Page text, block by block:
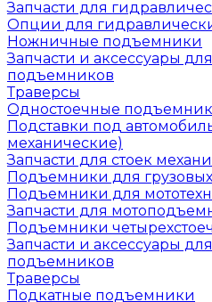
Запчасти для
Опции для
Ножничные подъемники
Запчасти и аксессуары
подъемников
Траверсы
Одностоечные
Подставки под
механические)
Запчасти для стоек
Подъемники для грузовых
Подъемники для
Запчасти для
Подъемники
Запчасти и аксессуары
подъемников
Траверсы
Подкатные подъемники